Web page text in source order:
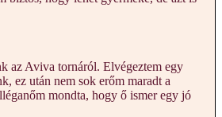
az Aviva tornáról. Elvégeztem egy
ez után nem sok erőm maradt a
mondta, hogy ő ismer egy jó